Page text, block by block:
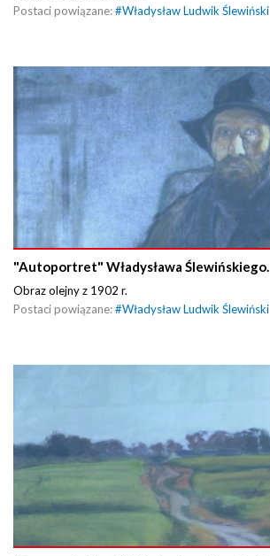
Postaci powiązane:#Władysław Ludwik Ślewiński
"Autoportret" Władysława Ślewińskiego.
Obraz olejny z 1902 r.
Postaci powiązane:#Władysław Ludwik Ślewiński